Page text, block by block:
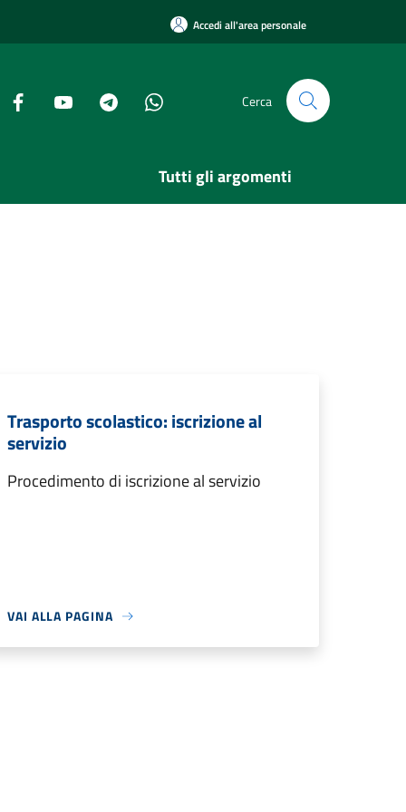
Accedi all'area personale
Cerca
Tutti gli argomenti
Trasporto scolastico: iscrizione al
servizio
Procedimento di iscrizione al servizio
VAI ALLA PAGINA